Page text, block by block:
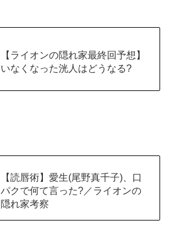
【ライオンの隠れ家最終回予想】
いなくなった洸人はどうなる?
【読唇術】愛生(尾野真千子)、口
パクで何て言った?／ライオンの
隠れ家考察